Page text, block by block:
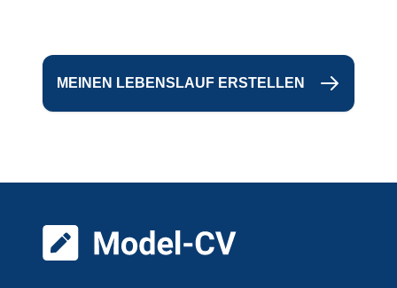
MEINEN LEBENSLAUF ERSTELLEN